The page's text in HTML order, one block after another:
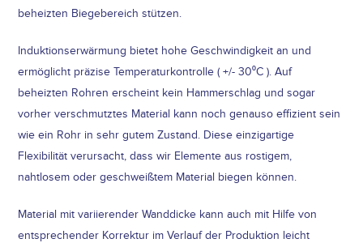
beheizten Biegebereich stützen.
Induktionserwärmung bietet hohe Geschwindigkeit an und
ermöglicht präzise Temperaturkontrolle ( +/- 30⁰C ). Auf
beheizten Rohren erscheint kein Hammerschlag und sogar
vorher verschmutztes Material kann noch genauso effizient sein
wie ein Rohr in sehr gutem Zustand. Diese einzigartige
Flexibilität verursacht, dass wir Elemente aus rostigem,
nahtlosem oder geschweißtem Material biegen können.
Material mit variierender Wanddicke kann auch mit Hilfe von
entsprechender Korrektur im Verlauf der Produktion leicht